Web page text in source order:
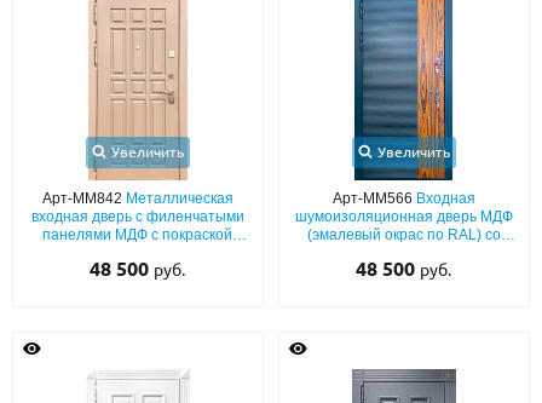
Увеличить
Арт-ММ842 Металлическая
входная дверь с филенчатыми
панелями МДФ с покраской
звукоизоляцией)
48 500 руб.
Увеличить
Арт-ММ566 Входная
шумоизоляционная дверь МДФ
(эмалевый окрас по RAL) со
шпона
48 500 руб.